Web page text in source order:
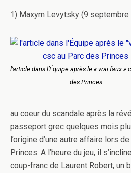
1) Maxym Levytsky (9 septembre
l’article dans l’Équipe après le « vrai faux »
des Princes
au coeur du scandale après la
passeport grec quelques mois
l’origine d’une autre affaire lors
Princes. A l’heure du jeu, il
coup-franc de Laurent Robert, un